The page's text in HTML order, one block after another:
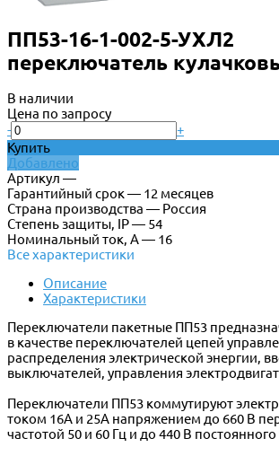
ПП53-16-1-002-5-УХЛ2
переключатель
В наличии
Цена по запросу
-
+
Купить
Добавлено
Артикул —
Гарантийный срок — 12 месяцев
Страна производства — Россия
Степень защиты, IP — 54
Номинальный ток, А — 16
Все характеристики
Описание
Характеристики
Переключатели пакетные ПП53
в качестве переключателей цепей
распределения электрической энергии,
выключателей, управления
Переключатели ПП53 коммутируют
током 16А и 25А напряжением до 660 В
частотой 50 и 60 Гц и до 440 В постоянного